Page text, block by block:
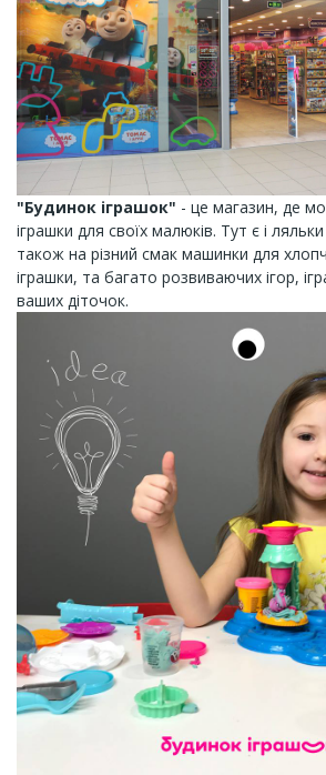
"Будинок іграшок" - це магазин, де
іграшки для своїх малюків. Тут є і
також на різний смак машинки для
іграшки, та багато розвиваючих ігор,
ваших діточок.